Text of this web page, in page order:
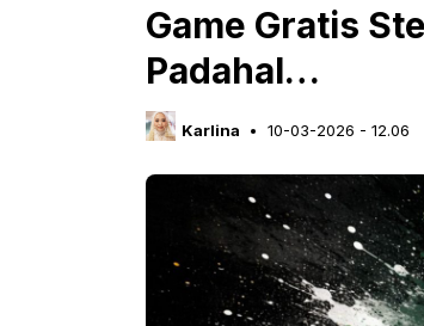
Game Gratis
Padahal…
Karlina 10-03-2026 - 12.06